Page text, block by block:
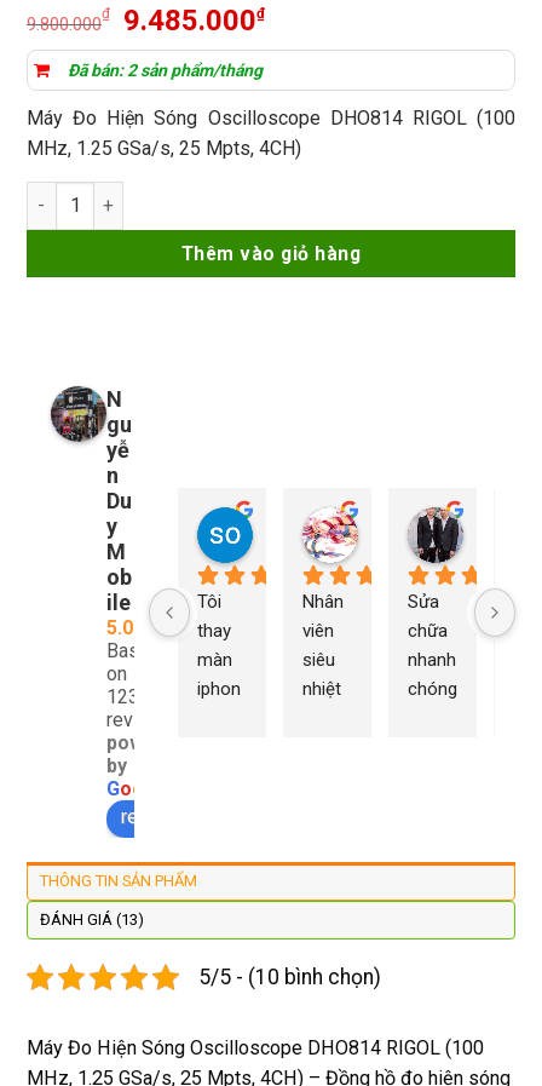
dựa trên
đánh giá
9.800.000₫
Giá
gốc
là:
9.800.000₫.
9.485.000₫Giá
hiện
tại
là:
9.485.000₫.
Đã bán: 2 sản phẩm/tháng
Máy Đo Hiện Sóng Oscilloscope DHO814 RIGOL (100
MHz, 1.25 GSa/s, 25 Mpts, 4CH)
Máy Đo Hiện Sóng Oscilloscope DHO814 RIGOL số lượng
Thêm vào giỏ hàng
N
gu
yễ
n
Du
y
M
ob
ile
5.0
Based
on
1232
reviews
powered
by
Goo
review us on
so young
1 năm trước
Tôi
thay
màn
iphon
lại
xịn
phí.
Rất
My Nguyễn
1 năm trước
Nhân
viên
siêu
nhiệt
tôi sẽ
Sửa
chữa
nhanh
chóng
đây
bền
n
THÔNG TIN SẢN PHẨM
ĐÁNH GIÁ (13)
5/5 - (10 bình chọn)
Máy Đo Hiện Sóng Oscilloscope DHO814 RIGOL (100
MHz, 1.25 GSa/s, 25 Mpts, 4CH) – Đồng hồ đo hiện sóng